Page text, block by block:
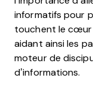
informatifs pour
touchent le cœur
aidant ainsi les
moteur de
d’informations.